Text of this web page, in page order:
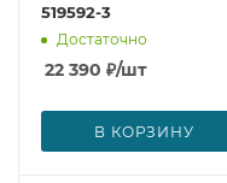
519592-3
Достаточно
22 390 ₽/шт
В КОРЗИНУ